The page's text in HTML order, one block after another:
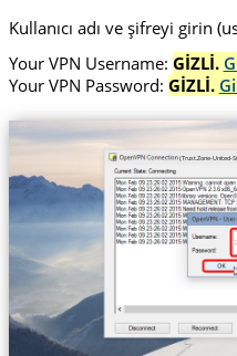
Kullanıcı adı ve şifreyi girin
Your VPN Username: GİZLİ.
Your VPN Password: GİZLİ.
(Trust.Zone-United-